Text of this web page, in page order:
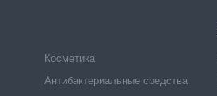
Косметика
Антибактериальные средства